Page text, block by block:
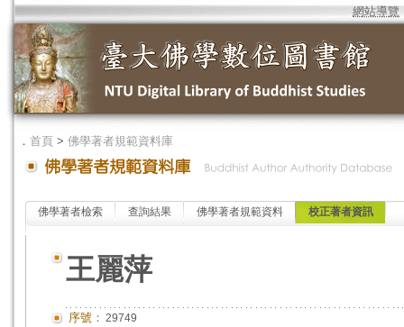
網站導覽
． 首頁 > 佛學著者規範資料庫
佛學著者檢索 查詢結果 佛學著者規範資料 校正著者資訊
王麗萍
序號： 29749